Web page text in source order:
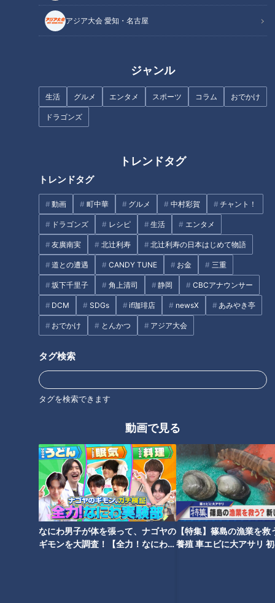
アジア大会 愛知・名古屋
ジャンル
生活 グルメ エンタメ スポーツ コラム おでかけ
ドラゴンズ
トレンドタグ
トレンドタグ
動画 町中華 グルメ 中村彩賀 チャント！
ドラゴンズ レシピ 生活 エンタメ
友廣南実 北辻利寿 北辻利寿の日本はじめて物語
道との遭遇 CANDY TUNE お金 三重
坂下千里子 角上清司 静岡 CBCアナウンサー
DCM SDGs if珈琲店 newsX あみやき亭
おでかけ とんかつ アジア大会
タグ検索
タグを検索できます
動画で見る
なにわ男子が体を張って、ナゴヤの
ギモンを大調査！【全力！なにわ実
【特集】篠島の漁業を救
養殖 車エビに大アサリ
「栽培漁業」とは？稚魚を人間の手でサポート！
三重県の「尾鷲栽培漁業センター」では、豊かな海づくりのた
めに“栽培漁業”が行われています。センターの水槽をのぞく
と、たくさんの小さな魚たちが元気に泳ぐ姿が！
（田中さん）
「今年の2月に産まれたマダイの稚魚です」
CBCテレビ『チャント！』よしお兄さんのもっと”みえ”推し
栽培漁業では、魚が卵から産まれて稚魚になるまでの一番弱い
時期を、人間の手でサポート。稚魚たちを丁寧に育てて海に放
流することで、海の恵みを持続的に利用できる仕組みを作って